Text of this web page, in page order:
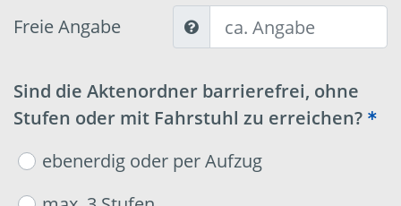
Freie Angabe
Sind die Aktenordner barrierefrei, ohne
Stufen oder mit Fahrstuhl zu erreichen?
ebenerdig oder per Aufzug